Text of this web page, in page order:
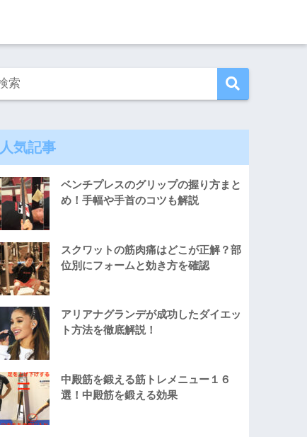
人気記事
ベンチプレスのグリップの握り方まと
め！手幅や手首のコツも解説
スクワットの筋肉痛はどこが正解？部
位別にフォームと効き方を確認
アリアナグランデが成功したダイエッ
ト方法を徹底解説！
中殿筋を鍛える筋トレメニュー１６
選！中殿筋を鍛える効果